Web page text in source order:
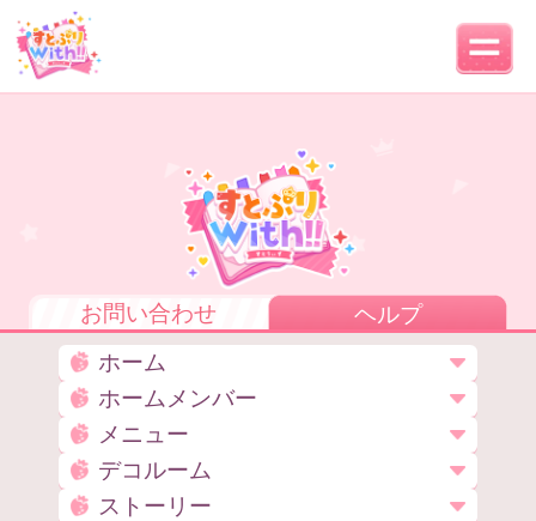
お問い合わせ
ヘルプ
ホーム
ホームメンバー
メニュー
デコルーム
ストーリー